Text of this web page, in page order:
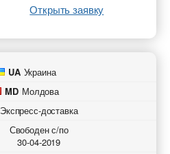
Открыть заявку
UA Украина
MD Молдова
Экспресс-доставка
Свободен с/по
30-04-2019